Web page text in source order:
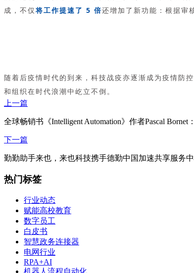
成，不仅将工作提速了 5 倍还增加了新功能：根据审
随着后疫情时代的到来，科技战疫亦逐渐成为疫情防
和组织在时代浪潮中屹立不倒。
上一篇
全球畅销书《Intelligent Automation》作者Pascal Bornet
下一篇
勤勤助手来也，来也科技携手德勤中国加速共享服务
热门标签
行业动态
赋能高校教育
数字员工
白皮书
智慧政务连接器
电网行业
RPA+AI
机器人流程自动化